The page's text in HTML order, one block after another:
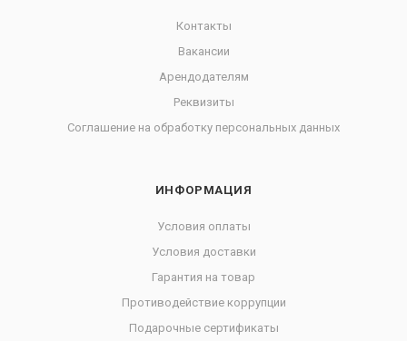
Контакты
Вакансии
Арендодателям
Реквизиты
Соглашение на обработку персональных данных
ИНФОРМАЦИЯ
Условия оплаты
Условия доставки
Гарантия на товар
Противодействие коррупции
Подарочные сертификаты